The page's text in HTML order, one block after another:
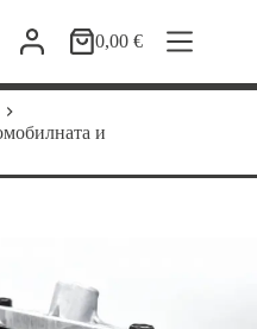
Shopping
0,00€
и